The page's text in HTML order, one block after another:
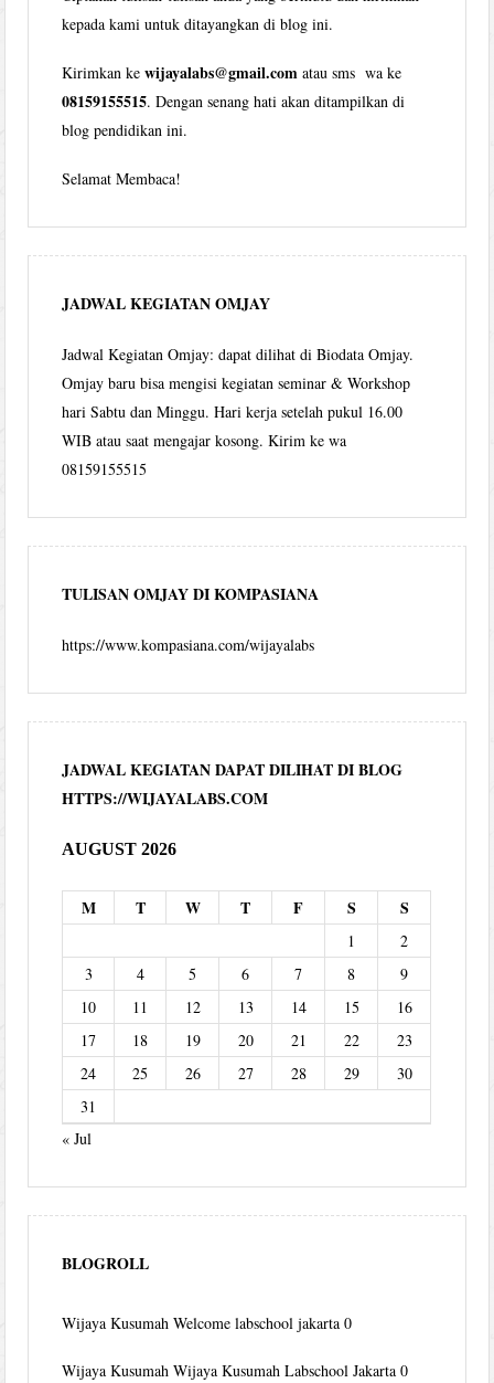
kepada kami untuk ditayangkan di blog ini.
Kirimkan kewijayalabs@gmail.com atau sms wa ke
08159155515. Dengan senang hati akan ditampilkan di
blog pendidikan ini.
Selamat Membaca!
JADWAL KEGIATAN OMJAY
Jadwal Kegiatan Omjay: dapat dilihat di Biodata Omjay.
Omjay baru bisa mengisi kegiatan seminar & Workshop
hari Sabtu dan Minggu. Hari kerja setelah pukul 16.00
WIB atau saat mengajar kosong. Kirim ke wa
08159155515
TULISAN OMJAY DI KOMPASIANA
https://www.kompasiana.com/wijayalabs
JADWAL KEGIATAN DAPAT DILIHAT DI BLOG
HTTPS://WIJAYALABS.COM
AUGUST 2026
M T W T F S S
1
2
3
4 5 6 7 8
9
10
11 12 13 14 15
16
17
18 19 20 21 22
23
24
25 26 27 28 29
30
31
« Jul
BLOGROLL
Wijaya Kusumah Welcome labschool jakarta 0
Wijaya Kusumah Wijaya Kusumah Labschool Jakarta 0